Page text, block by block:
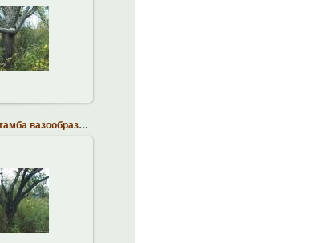
Формировка штамба вазообразной формы
brodskiy